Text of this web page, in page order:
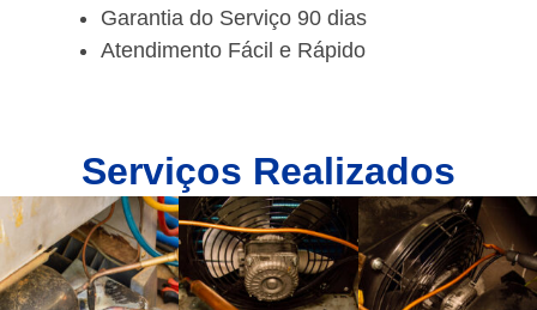
Garantia do Serviço 90 dias
Atendimento Fácil e Rápido
Serviços Realizados